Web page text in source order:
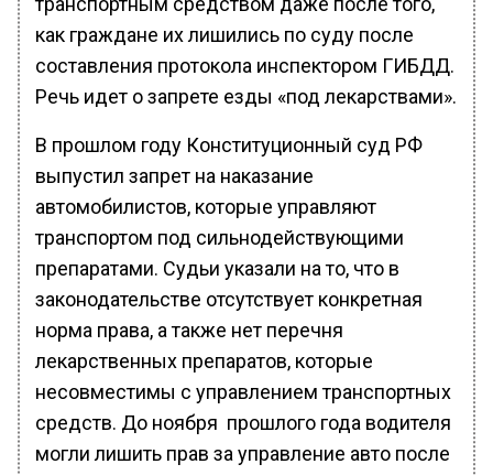
как граждане их лишились по суду после
составления протокола инспектором ГИБДД.
Речь идет о запрете езды «под лекарствами».
В прошлом году Конституционный суд РФ
выпустил запрет на наказание
автомобилистов, которые управляют
транспортом под сильнодействующими
препаратами. Судьи указали на то, что в
законодательстве отсутствует конкретная
норма права, а также нет перечня
лекарственных препаратов, которые
несовместимы с управлением транспортных
средств. До ноября прошлого года водителя
могли лишить прав за управление авто после